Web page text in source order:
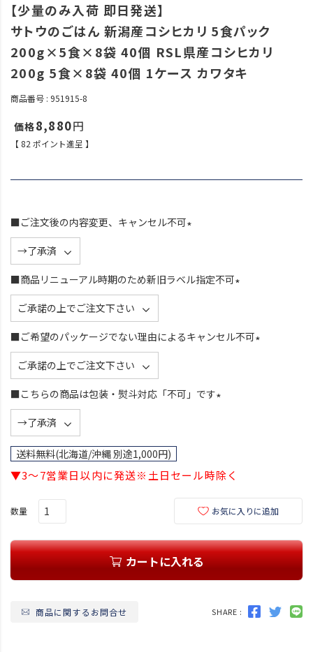
【少量のみ入荷 即日発送】
サトウのごはん 新潟産コシヒカリ 5食パック
200g×5食×8袋 40個 RSL県産コシヒカリ
200g 5食×8袋 40個 1ケース カワタキ
商品番号 951915-8
8,880
【 82 ポイント進呈 】
■ご注文後の内容変更、キャンセル不可
須
■商品リニューアル時期のため新旧ラベル指定不可
須
■ご希望のパッケージでない理由によるキャンセル不可
■こちらの商品は包装・熨斗対応「不可」です
送料無料(北海道/沖縄 別途1,000円)
▼3～7営業日以内に発送※土日セール時除く
お気に入りに追加
カートに入れる
商品に関するお問合せ SHARE :